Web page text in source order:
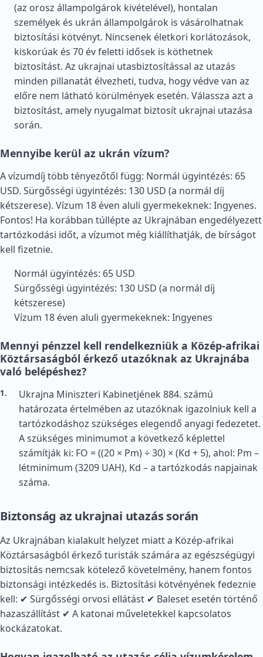
(az orosz állampolgárok kivételével), hontalan
személyek és ukrán állampolgárok is vásárolhatnak
biztosítási kötvényt. Nincsenek életkori korlátozások,
kiskorúak és 70 év feletti idősek is köthetnek
biztosítást. Az ukrajnai utasbiztosítással az utazás
minden pillanatát élvezheti, tudva, hogy védve van az
előre nem látható körülmények esetén. Válassza azt a
biztosítást, amely nyugalmat biztosít ukrajnai utazása
során.
Mennyibe kerül az ukrán vízum?
A vízumdíj több tényezőtől függ: Normál ügyintézés: 65
USD. Sürgősségi ügyintézés: 130 USD (a normál díj
kétszerese). Vízum 18 éven aluli gyermekeknek: Ingyenes.
Fontos! Ha korábban túllépte az Ukrajnában engedélyezett
tartózkodási időt, a vízumot még kiállíthatják, de bírságot
kell fizetnie.
Normál ügyintézés: 65 USD
Sürgősségi ügyintézés: 130 USD (a normál díj
kétszerese)
Vízum 18 éven aluli gyermekeknek: Ingyenes
Mennyi pénzzel kell rendelkezniük a Közép-afrikai
Köztársaságból érkező utazóknak az Ukrajnába
való belépéshez?
Ukrajna Miniszteri Kabinetjének 884. számú
határozata értelmében az utazóknak igazolniuk kell a
tartózkodáshoz szükséges elegendő anyagi fedezetet.
A szükséges minimumot a következő képlettel
számítják ki: FO = ((20 × Pm) ÷ 30) × (Kd + 5), ahol: Pm –
létminimum (3209 UAH), Kd – a tartózkodás napjainak
száma.
Biztonság az ukrajnai utazás során
Az Ukrajnában kialakult helyzet miatt a Közép-afrikai
Köztársaságból érkező turisták számára az egészségügyi
biztosítás nemcsak kötelező követelmény, hanem fontos
biztonsági intézkedés is. Biztosítási kötvényének fedeznie
kell: ✔ Sürgősségi orvosi ellátást ✔ Baleset esetén történő
hazaszállítást ✔ A katonai műveletekkel kapcsolatos
kockázatokat.